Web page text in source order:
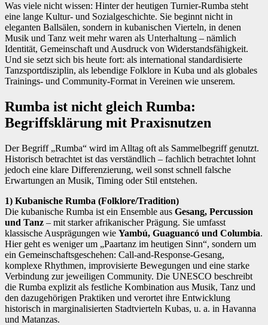
Was viele nicht wissen: Hinter der heutigen Turnier-Rumba steht
eine lange Kultur- und Sozialgeschichte. Sie beginnt nicht in
eleganten Ballsälen, sondern in kubanischen Vierteln, in denen
Musik und Tanz weit mehr waren als Unterhaltung – nämlich
Identität, Gemeinschaft und Ausdruck von Widerstandsfähigkeit.
Und sie setzt sich bis heute fort: als international standardisierte
Tanzsportdisziplin, als lebendige Folklore in Kuba und als globales
Trainings- und Community-Format in Vereinen wie unserem.
Rumba ist nicht gleich Rumba:
Begriffsklärung mit Praxisnutzen
Der Begriff „Rumba“ wird im Alltag oft als Sammelbegriff genutzt.
Historisch betrachtet ist das verständlich – fachlich betrachtet lohnt
jedoch eine klare Differenzierung, weil sonst schnell falsche
Erwartungen an Musik, Timing oder Stil entstehen.
1) Kubanische Rumba (Folklore/Tradition)
Die kubanische Rumba ist ein Ensemble aus Gesang, Percussion
und Tanz – mit starker afrikanischer Prägung. Sie umfasst
klassische Ausprägungen wie Yambú, Guaguancó und Columbia.
Hier geht es weniger um „Paartanz im heutigen Sinn“, sondern um
ein Gemeinschaftsgeschehen: Call-and-Response-Gesang,
komplexe Rhythmen, improvisierte Bewegungen und eine starke
Verbindung zur jeweiligen Community. Die UNESCO beschreibt
die Rumba explizit als festliche Kombination aus Musik, Tanz und
den dazugehörigen Praktiken und verortet ihre Entwicklung
historisch in marginalisierten Stadtvierteln Kubas, u. a. in Havanna
und Matanzas.